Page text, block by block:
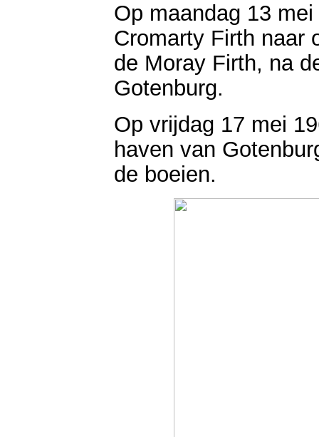
Op maandag 13
Cromarty Firth naar
de Moray Firth, na
Gotenburg.
Op vrijdag 17 mei
haven van
de boeien.